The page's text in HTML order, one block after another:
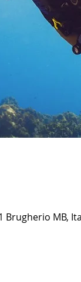
Brugherio MB,